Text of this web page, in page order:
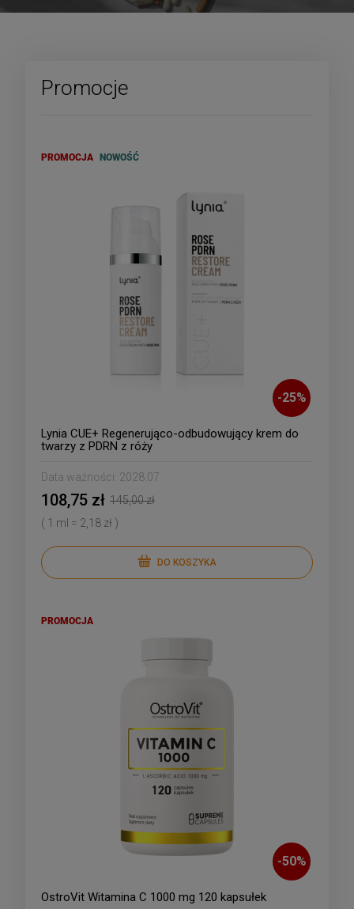
Promocje
-25%
Lynia CUE+ Regenerująco-odbudowujący krem do
twarzy z PDRN z róży
Data ważności: 2028.07
108,75 zł 145,00 zł
( 1 ml = 2,18 zł )
DO KOSZYKA
PROMOCJA NOWOŚĆ
-50%
OstroVit Witamina C 1000 mg 120 kapsułek
PROMOCJA